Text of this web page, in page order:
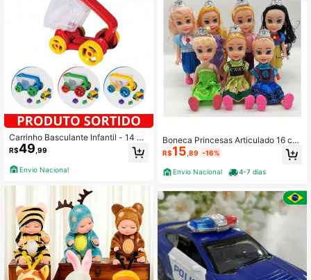
Carrinho Basculante Infantil - 14 Pe
ças De Montar Colorido - Matrix
R$49 ,99
Envio Nacional
Boneca Princesas Articulado 16 cm
Com Acessorios Pronta Entrega
R$15 ,89 -16%
Envio Nacional 4-7 dias